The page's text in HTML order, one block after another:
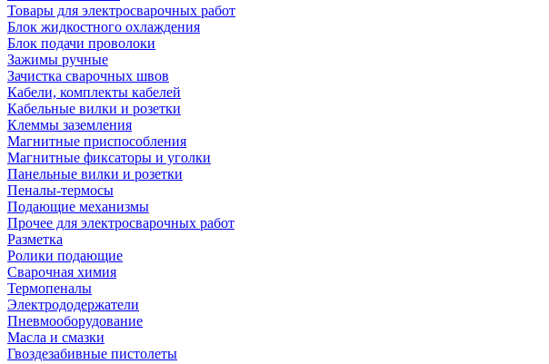
Товары для электросварочных работ
Блок жидкостного охлаждения
Блок подачи проволоки
Зажимы ручные
Зачистка сварочных швов
Кабели, комплекты кабелей
Кабельные вилки и розетки
Клеммы заземления
Магнитные приспособления
Магнитные фиксаторы и уголки
Панельные вилки и розетки
Пеналы-термосы
Подающие механизмы
Прочее для электросварочных работ
Разметка
Ролики подающие
Сварочная химия
Термопеналы
Электрододержатели
Пневмооборудование
Масла и смазки
Гвоздезабивные пистолеты